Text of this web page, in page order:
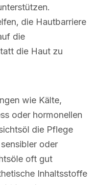
die Hautbarriere
die
die Haut zu
wie Kälte,
oder hormonellen
die Pflege
oder
oft gut
Inhaltsstoffe